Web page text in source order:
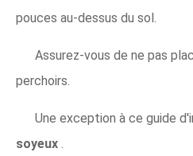
pouces au-dessus du sol.
Assurez-vous de ne pas
perchoirs.
Une exception à ce guide
soyeux .